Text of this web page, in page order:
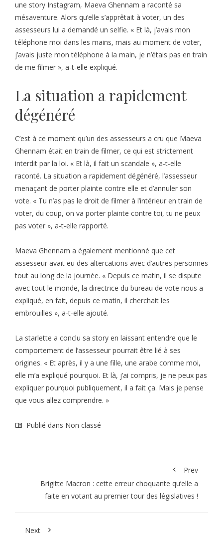
une story Instagram, Maeva Ghennam a raconté sa
mésaventure. Alors qu’elle s’apprêtait à voter, un des
assesseurs lui a demandé un selfie. « Et là, j’avais mon
téléphone moi dans les mains, mais au moment de voter,
j’avais juste mon téléphone à la main, je n’étais pas en train
de me filmer », a-t-elle expliqué.
La situation a rapidement
dégénéré
C’est à ce moment qu’un des assesseurs a cru que Maeva
Ghennam était en train de filmer, ce qui est strictement
interdit par la loi. « Et là, il fait un scandale », a-t-elle
raconté. La situation a rapidement dégénéré, l’assesseur
menaçant de porter plainte contre elle et d’annuler son
vote. « Tu n’as pas le droit de filmer à l’intérieur en train de
voter, du coup, on va porter plainte contre toi, tu ne peux
pas voter », a-t-elle rapporté.
Maeva Ghennam a également mentionné que cet
assesseur avait eu des altercations avec d’autres personnes
tout au long de la journée. « Depuis ce matin, il se dispute
avec tout le monde, la directrice du bureau de vote nous a
expliqué, en fait, depuis ce matin, il cherchait les
embrouilles », a-t-elle ajouté.
La starlette a conclu sa story en laissant entendre que le
comportement de l’assesseur pourrait être lié à ses
origines. « Et après, il y a une fille, une arabe comme moi,
elle m’a expliqué pourquoi. Et là, j’ai compris, je ne peux pas
expliquer pourquoi publiquement, il a fait ça. Mais je pense
que vous allez comprendre. »
Publié dans Non classé
Prev
Brigitte Macron : cette erreur choquante qu’elle a
faite en votant au premier tour des législatives !
Next